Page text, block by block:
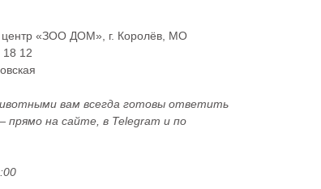
центр «ЗОО ДОМ», г. Королёв, МО
18 12
вам всегда готовы ответить
на сайте, в Telegram и по